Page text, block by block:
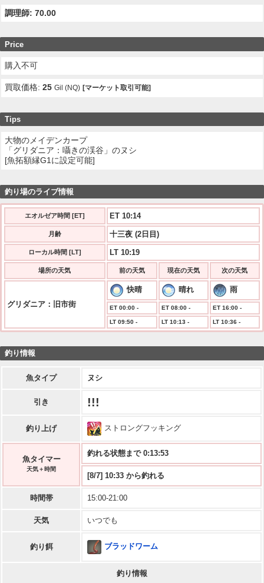
調理師: 70.00
Price
購入不可
買取価格:25 Gil (NQ) [マーケット取引可能]
Tips
大物のメイデンカープ
「グリダニア：囁きの渓谷」のヌシ
[魚拓額縁G1に設定可能]
釣り場のライブ情報
エオルゼア時間 [ET] ET 10:14
月齢 十三夜 (2日目)
ローカル時間 [LT] LT 10:19
場所の天気 前の天気 現在の天気 次の天気
グリダニア：旧市街
快晴 晴れ 雨
ET 00:00 - ET 08:00 - ET 16:00 -
LT 09:50 - LT 10:13 - LT 10:36 -
釣り情報
魚タイプ ヌシ
引き !!!
釣り上げ ストロングフッキング
魚タイマー
天気＋時間
釣れる状態まで 0:13:53
[8/7] 10:33 から釣れる
時間帯 15:00-21:00
天気 いつでも
釣り餌 ブラッドワーム
釣り情報